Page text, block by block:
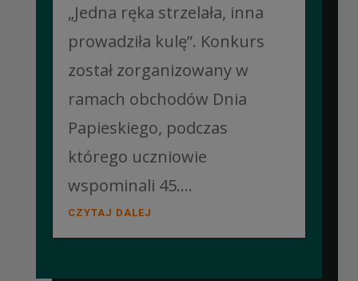
„Jedna ręka strzelała, inna
prowadziła kulę”. Konkurs
został zorganizowany w
ramach obchodów Dnia
Papieskiego, podczas
którego uczniowie
wspominali 45....
CZYTAJ DALEJ